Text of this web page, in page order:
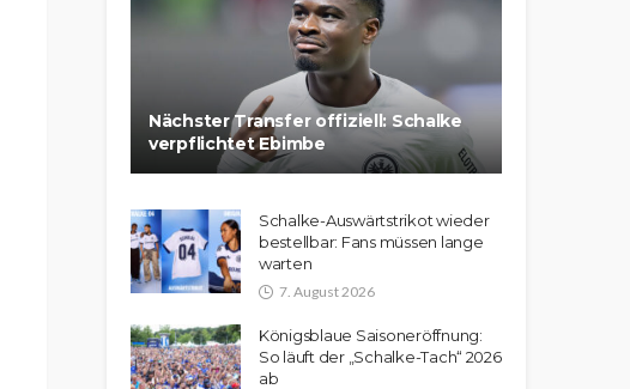
Nächster Transfer offiziell: Schalke
verpflichtet Ebimbe
Schalke-Auswärtstrikot wieder
bestellbar: Fans müssen lange
warten
7. August 2026
Königsblaue Saisoneröffnung:
So läuft der „Schalke-Tach“ 2026
ab